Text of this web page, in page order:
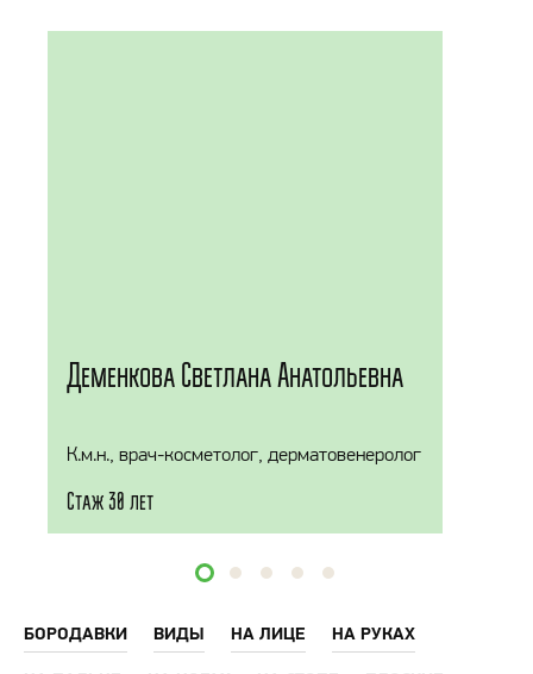
Деменкова Светлана Анатольевна
К.м.н., врач-косметолог, дерматовенеролог
Стаж 30 лет
БОРОДАВКИ ВИДЫ НА ЛИЦЕ НА РУКАХ